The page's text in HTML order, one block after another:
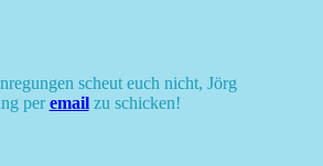
scheut euch nicht, Jörg
peremailzu schicken!